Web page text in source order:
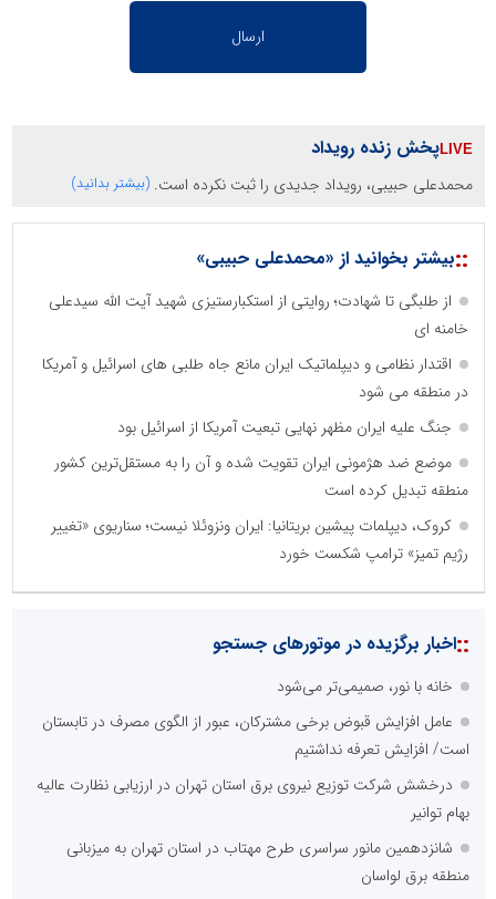
پخش زنده رویداد
محمدعلی حبیبی، رویداد جدیدی را ثبت نکرده است. (بیشتر بدانید)
::بیشتر بخوانید از «محمدعلی حبیبی»
از طلبگی تا شهادت؛ روایتی از استکبارستیزی شهید آیت الله سیدعلی
خامنه ای
اقتدار نظامی و دیپلماتیک ایران مانع جاه طلبی های اسرائیل و آمریکا
در منطقه می شود
جنگ علیه ایران مظهر نهایی تبعیت آمریکا از اسرائیل بود
موضع ضد هژمونی ایران تقویت شده و آن را به مستقل‌ترین کشور
منطقه تبدیل کرده است
کروک، دیپلمات پیشین بریتانیا: ایران ونزوئلا نیست؛ سناریوی «تغییر
رژیم تمیز» ترامپ شکست خورد
::اخبار برگزیده در موتورهای جستجو
خانه با نور، صمیمی‌تر می‌شود
عامل افزایش قبوض برخی مشترکان، عبور از الگوی مصرف در تابستان
است/ افزایش تعرفه نداشتیم
درخشش شرکت توزیع نیروی برق استان تهران در ارزیابی نظارت عالیه
بهام توانیر
شانزدهمین مانور سراسری طرح مهتاب در استان تهران به میزبانی
منطقه برق لواسان